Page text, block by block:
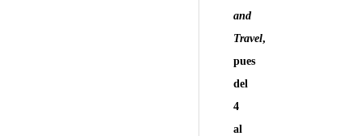
and
Travel,
pues
del
4
al